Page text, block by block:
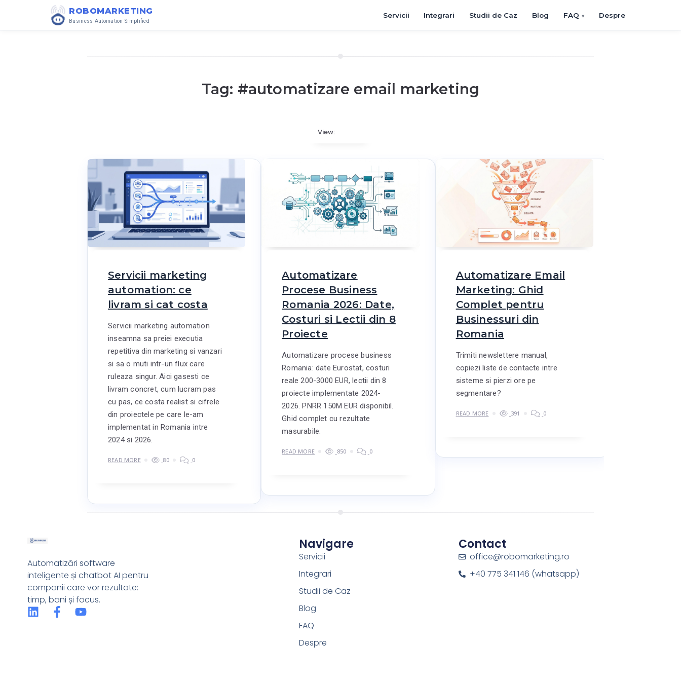
ROBOMARKETING
Business Automation Simplified
Servicii Integrari Studii de Caz Blog FAQ Despre
Tag: #automatizare email marketing
View:
Servicii marketing
automation: ce
livram si cat costa
Servicii marketing automation
inseamna sa preiei executia
repetitiva din marketing si vanzari
si sa o muti intr-un flux care
ruleaza singur. Aici gasesti ce
livram concret, cum lucram pas
cu pas, ce costa realist si cifrele
din proiectele pe care le-am
implementat in Romania intre
2024 si 2026.
READ MORE 80 0
Automatizare
Procese Business
Romania 2026: Date,
Costuri si Lectii din 8
Proiecte
Automatizare procese business
Romania: date Eurostat, costuri
reale 200-3000 EUR, lectii din 8
proiecte implementate 2024-
2026. PNRR 150M EUR disponibil.
Ghid complet cu rezultate
masurabile.
READ MORE 850 0
Automatizare Email
Marketing: Ghid
Complet pentru
Businessuri din
Romania
Trimiti newslettere manual,
copiezi liste de contacte intre
sisteme si pierzi ore pe
segmentare?
READ MORE 391 0
Automatizări software
inteligente și chatbot AI pentru
companii care vor rezultate:
timp, bani și focus.
Navigare
Servicii
Integrari
Studii de Caz
Blog
FAQ
Despre
Contact
office@robomarketing.ro
+40 775 341 146 (whatsapp)